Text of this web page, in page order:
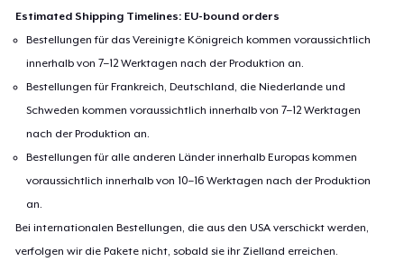
Estimated Shipping Timelines: EU-bound orders
Bestellungen für das Vereinigte Königreich kommen voraussichtlich
innerhalb von 7–12 Werktagen nach der Produktion an.
Bestellungen für Frankreich, Deutschland, die Niederlande und
Schweden kommen voraussichtlich innerhalb von 7–12 Werktagen
nach der Produktion an.
Bestellungen für alle anderen Länder innerhalb Europas kommen
voraussichtlich innerhalb von 10–16 Werktagen nach der Produktion
an.
Bei internationalen Bestellungen, die aus den USA verschickt werden,
verfolgen wir die Pakete nicht, sobald sie ihr Zielland erreichen.